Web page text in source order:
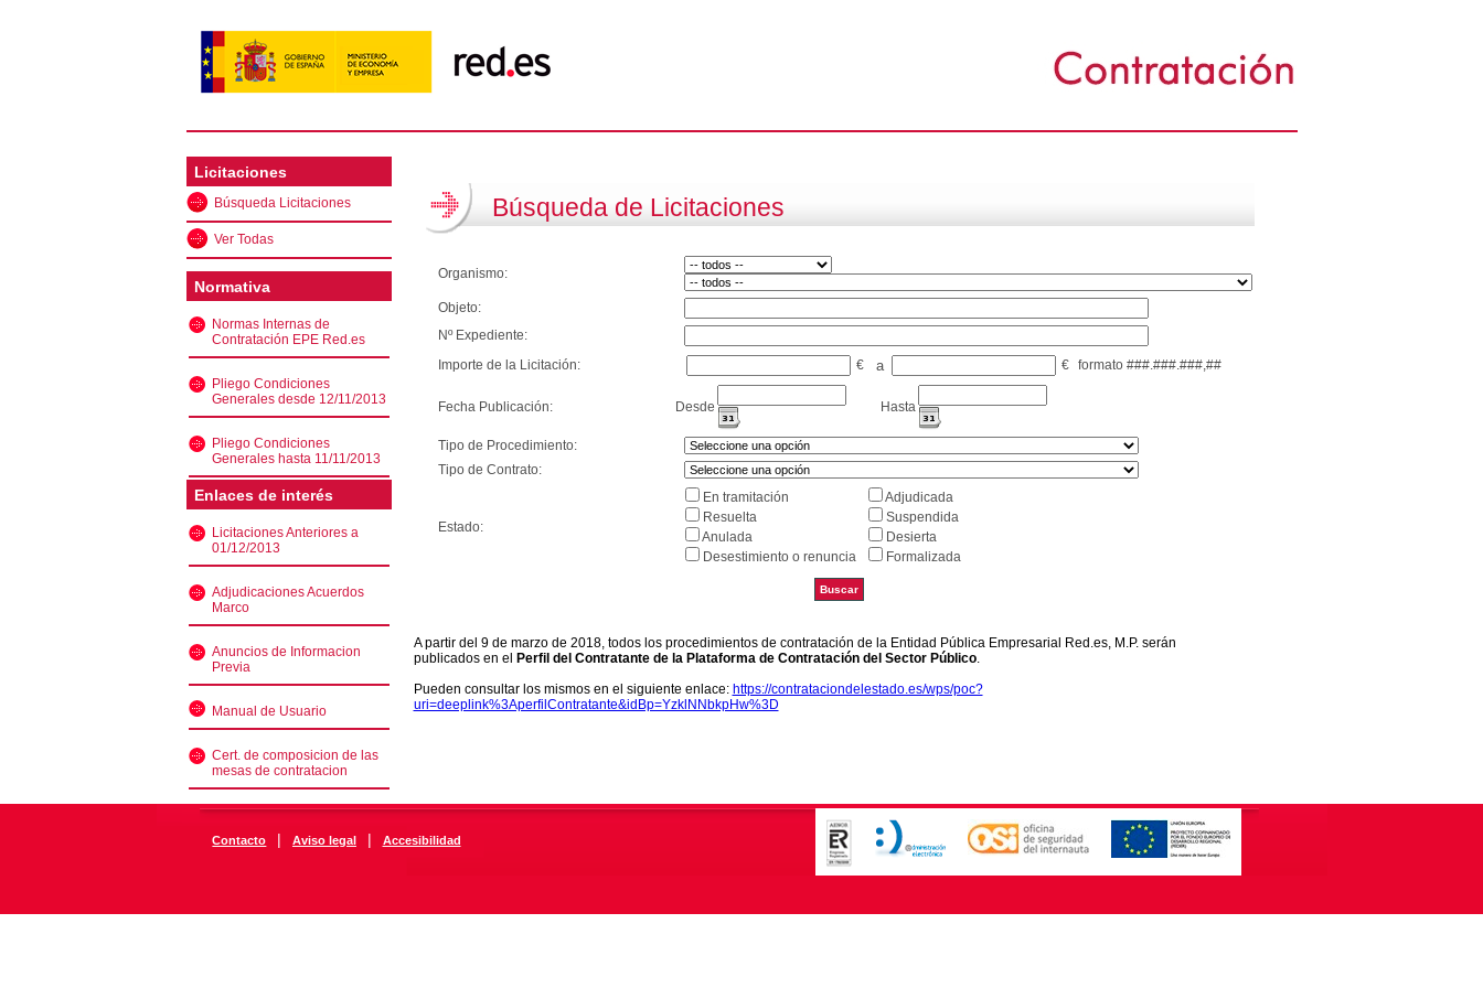
Licitaciones
Búsqueda Licitaciones
Ver Todas
Normativa
Normas Internas de
Contratación EPE Red.es
Pliego Condiciones
Generales desde 12/11/2013
Pliego Condiciones
Generales hasta 11/11/2013
Enlaces de interés
Licitaciones Anteriores a
01/12/2013
Adjudicaciones Acuerdos
Marco
Anuncios de Informacion
Previa
Manual de Usuario
Cert. de composicion de las
mesas de contratacion
Búsqueda de Licitaciones
Organismo:
Objeto:
Nº Expediente:
Importe de la Licitación:
€ a € formato ###.###.###,##
Fecha Publicación: Desde Hasta
Tipo de Procedimiento:
Tipo de Contrato:
Estado:
En tramitación
Adjudicada
Resuelta
Suspendida
Anulada
Desierta
Desestimiento o renuncia
Formalizada
A partir del 9 de marzo de 2018, todos los procedimientos de contratación de la Entidad Pública Empresarial Red.es, M.P. serán
publicados en el
Perfil del Contratante de la Plataforma de Contratación del Sector Público.
Pueden consultar los mismos en el siguiente enlace: https://contrataciondelestado.es/wps/poc?
uri=deeplink%3AperfilContratante&idBp=YzklNNbkpHw%3D
Contacto | Aviso legal | Accesibilidad